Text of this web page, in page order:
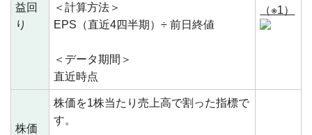
益回
り
＜計算方法＞
EPS（直近4四半期）÷ 前日終値
＜データ期間＞
直近時点
（※1）
株価
株価を1株当たり売上高で割った指標で
す。